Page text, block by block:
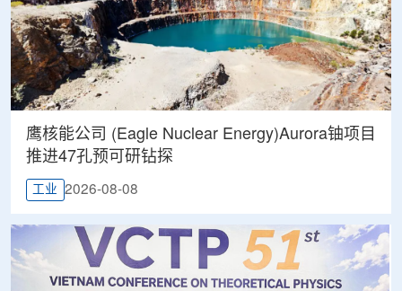
鹰核能公司 (Eagle Nuclear Energy)Aurora铀项目
推进47孔预可研钻探
工业 2026-08-08